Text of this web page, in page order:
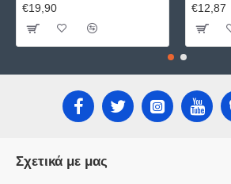
€19,90 €12,87
Σχετικά με μας